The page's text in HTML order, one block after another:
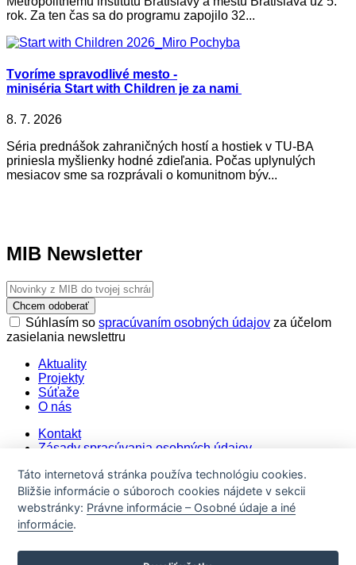
rok. Za ten čas sa do programu zapojilo 32...
Tvoríme spravodlivé mesto -
miniséria Start with Children je za nami
8. 7. 2026
Séria prednášok zahraničných hostí a hostiek v TU-BA
priniesla myšlienky hodné zdieľania. Počas uplynulých
mesiacov sme sa rozprávali o komunitnom býv...
MIB Newsletter
Chcem odoberať
Súhlasím so spracúvaním osobných údajov za účelom
zasielania newslettru
Aktuality
Projekty
Súťaže
O nás
Kontakt
Zásady spracúvania osobných údajov
Cookie settings
Obsah tejto webovej stránky (najmä všetky fotografie, grafiky,
Táto internetová stránka používa technológiu cookies.
Bližšie informácie o súboroch cookies nájdete v sekcii
webstránky: Právne informácie – Osobné údaje a iné
informácie.